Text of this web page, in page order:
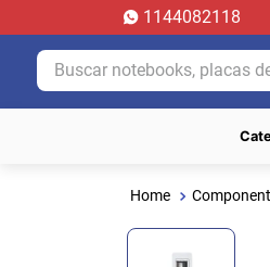
1144082118
Buscar notebooks, placas de